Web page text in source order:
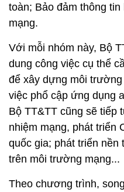
toàn; Bảo đảm thông
mạng.
Với mỗi nhóm này, Bộ
dung công việc cụ thể
để xây dựng môi
việc phổ cập ứng dụng
Bộ TT&TT cũng sẽ tiếp
nhiệm mạng, phát triển
quốc gia; phát triển nền
trên môi trường mạng...
Theo chương trình,